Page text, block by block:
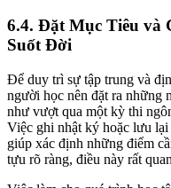
6.4. Đặt Mục Tiêu và
Suốt Đời
Để duy trì sự tập trung và
người học nên đặt ra những
như vượt qua một kỳ thi
Việc ghi nhật ký hoặc lưu
giúp xác định những điểm
tựu rõ ràng, điều này rất